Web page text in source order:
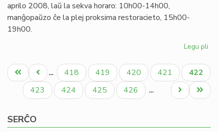
aprilo 2008, laŭ la sekva horaro: 10h00-14h00,
manĝopaŭzo ĉe la plej proksima restoracieto, 15h00-
19h00.
Legu pli
Pagination
Unua
paĝo
Antaŭa
paĝo
… Paĝo
418 Paĝo
419 Paĝo
420 Paĝo
421
Aktuala
paĝo
422
Paĝo
423 Paĝo
424 Paĝo
425 Paĝo
426 …
Last
page
Next
page
SERĈO